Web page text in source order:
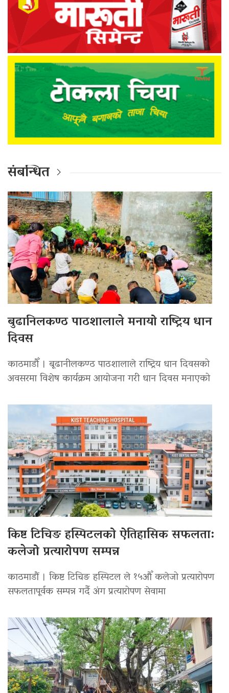
संबन्धित
बुढानिलकण्ठ पाठशालाले मनायो राष्ट्रिय धान
दिवस
काठमाडौँ । बूढानीलकण्ठ पाठशालाले राष्ट्रिय धान दिवसको
अवसरमा विशेष कार्यक्रम आयोजना गरी धान दिवस मनाएको
किष्ट टिचिङ हस्पिटलको ऐतिहासिक सफलता:
कलेजो प्रत्यारोपण सम्पन्न
काठमाडौं । किष्ट टिचिङ हस्पिटल ले १५औँ कलेजो प्रत्यारोपण
सफलतापूर्वक सम्पन्न गर्दै अंग प्रत्यारोपण सेवामा